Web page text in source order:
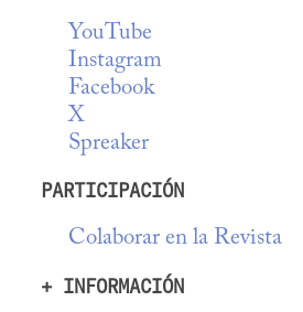
YouTube
Instagram
Facebook
X
Spreaker
PARTICIPACIÓN
Colaborar en la Revista
+ INFORMACIÓN